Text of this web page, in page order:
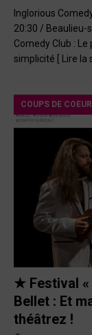
Inglorious
20:30 /
Comedy Club :
simplicité
[ Lire la
COUPS DE COEUR
★ Festival «
Bellet : Et
théâtrez !